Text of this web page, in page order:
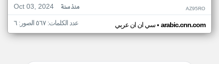
Oct 03, 2024
منذ سنة AZ95RO
سي ان ان عربي• arabic.cnn.com عدد الكلمات: ٥٦٧ الصور: ٦